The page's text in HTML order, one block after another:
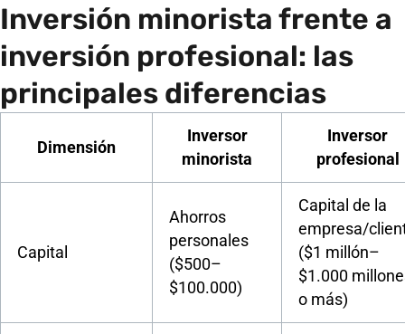
Inversión minorista frente a
inversión profesional: las
principales diferencias
Dimensión
Inversor
minorista
Inversor
profesional
Capital
Ahorros
personales
($500–
$100.000)
Capital de la
empresa/
($1 millón–
$1.000
o más)